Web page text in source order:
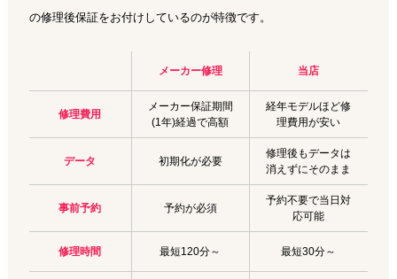
の修理後保証をお付けしているのが特徴です。
メーカー修理 当店
修理費用
メーカー保証期間
(1年)経過で高額
経年モデルほど修
理費用が安い
データ 初期化が必要
修理後もデータは
消えずにそのまま
事前予約 予約が必須
予約不要で当日対
応可能
修理時間 最短120分～ 最短30分～